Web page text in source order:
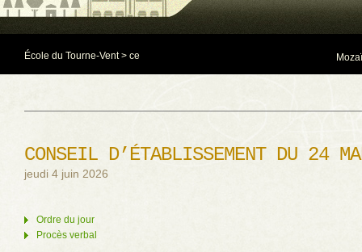
École du Tourne-Vent> ce
CONSEIL D’ÉTABLISSEMENT DU 24
jeudi 4 juin 2026
Ordre du jour
Procès verbal